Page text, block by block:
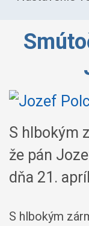
S hlbokým
že pán
dňa 21.
S hlbokým